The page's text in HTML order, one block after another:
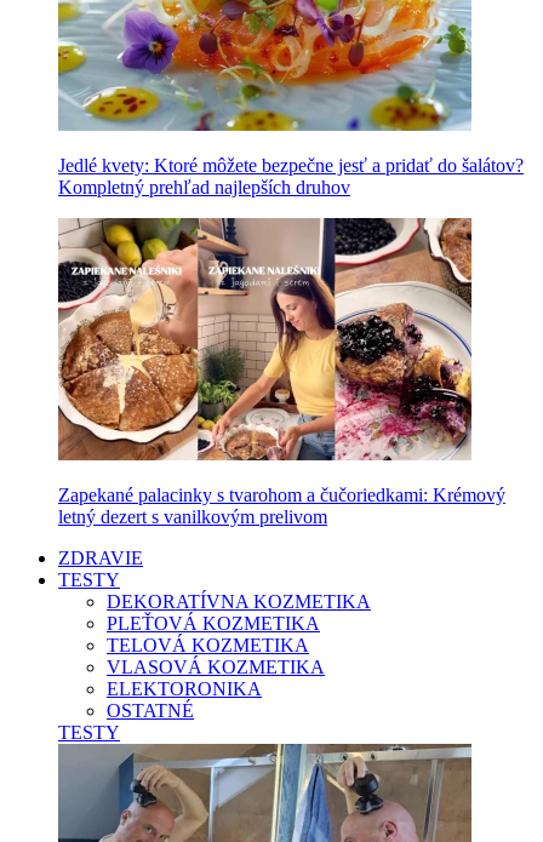
Jedlé kvety: Ktoré môžete bezpečne jesť a pridať do šalátov?
Kompletný prehľad najlepších druhov
Zapekané palacinky s tvarohom a čučoriedkami: Krémový
letný dezert s vanilkovým prelivom
ZDRAVIE
TESTY
DEKORATÍVNA KOZMETIKA
PLEŤOVÁ KOZMETIKA
TELOVÁ KOZMETIKA
VLASOVÁ KOZMETIKA
ELEKTORONIKA
OSTATNÉ
TESTY